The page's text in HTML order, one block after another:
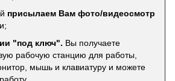
присылаем Вам фото/видеосмотр
"под ключ". Вы получаете
рабочую станцию для работы,
мышь и клавиатуру и можете